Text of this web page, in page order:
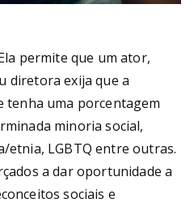
permite que um ator,
diretora exija que a
tenha uma porcentagem
minoria social,
etnia, LGBTQ entre outras.
a dar oportunidade a
sociais e